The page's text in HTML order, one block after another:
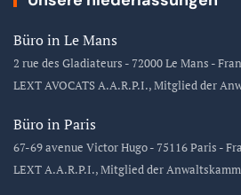
Büro in Le Mans
2 rue des Gladiateurs - 72000 Le Mans -
LEXT AVOCATS A.A.R.P.I., Mitglied der
Büro in Paris
67-69 avenue Victor Hugo - 75116 Paris -
LEXT A.A.R.P.I., Mitglied der